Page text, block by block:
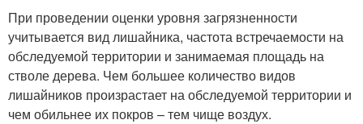
При проведении оценки уровня загрязненности
учитывается вид лишайника, частота встречаемости на
обследуемой территории и занимаемая площадь на
стволе дерева. Чем большее количество видов
лишайников произрастает на обследуемой территории и
чем обильнее их покров – тем чище воздух.